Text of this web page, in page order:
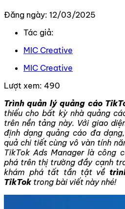
Đăng ngày: 12/03/2025
Tác giả:
MIC Creative
MIC Creative
Lượt xem: 490
Trình quản lý quảng cáo
thiếu cho bất kỳ nhà quảng
trên nền tảng này. Với giao
định dạng quảng cáo đa
quả chi tiết cùng vô vàn tính
TikTok Ads Manager là công
phá trên thị trường đầy cạnh
khám phá tất tần tật về
TikToktrong bài viết này nhé!